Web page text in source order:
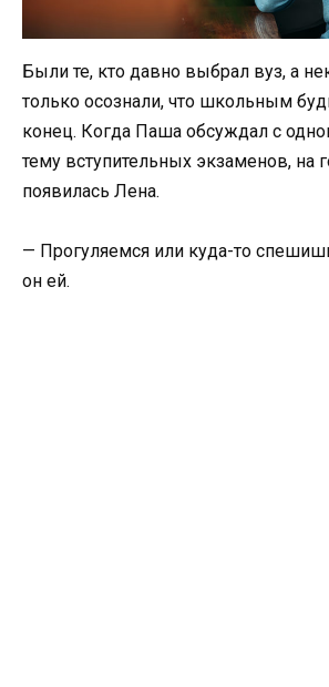
Были те, кто давно выбрал вуз, а
только осознали, что школьным
конец. Когда Паша обсуждал с
тему вступительных экзаменов, на
появилась Лена.
— Прогуляемся или куда-то
он ей.